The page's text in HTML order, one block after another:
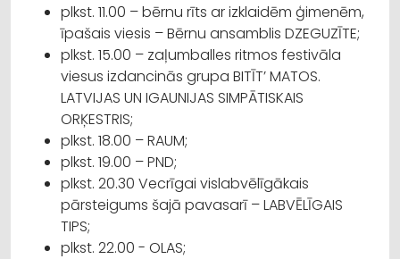
plkst. 11.00 – bērnu rīts ar izklaidēm ģimenēm,
īpašais viesis – Bērnu ansamblis DZEGUZĪTE;
plkst. 15.00 – zaļumballes ritmos festivāla
viesus izdancinās grupa BITĪT’ MATOS.
LATVIJAS UN IGAUNIJAS SIMPĀTISKAIS
ORĶESTRIS;
plkst. 18.00 – RAUM;
plkst. 19.00 – PND;
plkst. 20.30 Vecrīgai vislabvēlīgākais
pārsteigums šajā pavasarī – LABVĒLĪGAIS
TIPS;
plkst. 22.00 - OLAS;